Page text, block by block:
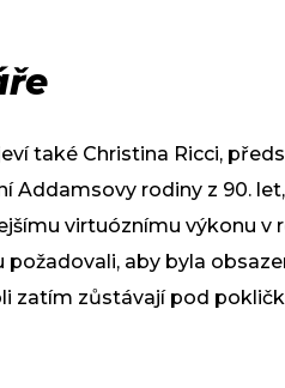
také Christina Ricci,
Addamsovy rodiny z 90.
virtuóznímu výkonu v
aby byla
zatím zůstávají pod